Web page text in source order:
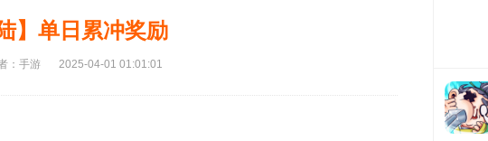
】单日累冲奖励
：手游 2025-04-01 01:01:01